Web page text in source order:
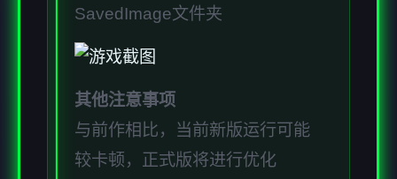
SavedImage文件夹
其他注意事项
与前作相比，当前新版运行可能
较卡顿，正式版将进行优化